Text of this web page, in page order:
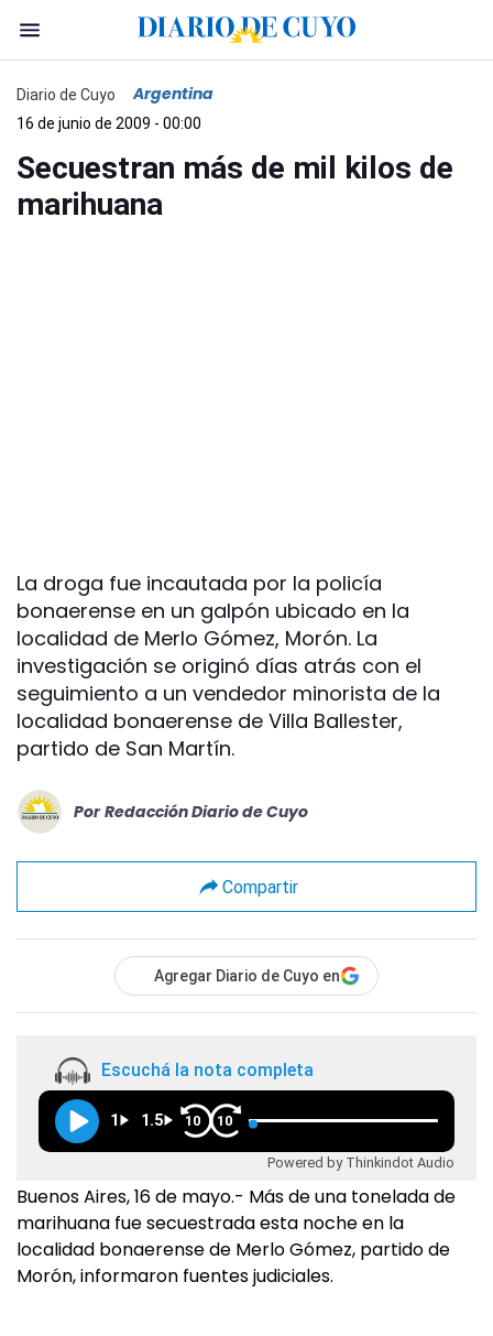
Diario de Cuyo Argentina
16 de junio de 2009 - 00:00
Secuestran más de mil kilos de
marihuana
La droga fue incautada por la policía
bonaerense en un galpón ubicado en la
localidad de Merlo Gómez, Morón. La
investigación se originó días atrás con el
seguimiento a un vendedor minorista de la
localidad bonaerense de Villa Ballester,
partido de San Martín.
Por Redacción Diario de Cuyo
Compartir
Agregar Diario de Cuyo en
Escuchá la nota completa
1 1.5 10 10
Powered by Thinkindot Audio
Buenos Aires, 16 de mayo.- Más de una tonelada de
marihuana fue secuestrada esta noche en la
localidad bonaerense de Merlo Gómez, partido de
Morón, informaron fuentes judiciales.